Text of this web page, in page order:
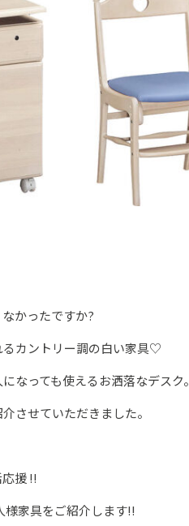
かったですか?
カントリー調の白い家具♡
なっても使えるお洒落なデスク。
させていただきました。
援 ‼
家具をご紹介します‼